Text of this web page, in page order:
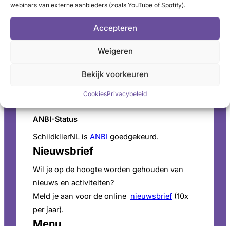
webinars van externe aanbieders (zoals YouTube of Spotify).
Accepteren
Weigeren
Bekijk voorkeuren
CookiesPrivacybeleid
Postbus 60, 3940 AB Doorn
Schildkliertelefoon
Voor een luisterend oor, informatie en
vragen. Ga naar deopeningstijden
ANBI-Status
SchildklierNL is ANBI goedgekeurd.
Nieuwsbrief
Wil je op de hoogte worden gehouden van
nieuws en activiteiten?
Meld je aan voor de online nieuwsbrief (10x
per jaar).